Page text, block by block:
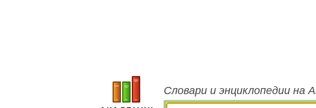
Словари и энциклопедии на